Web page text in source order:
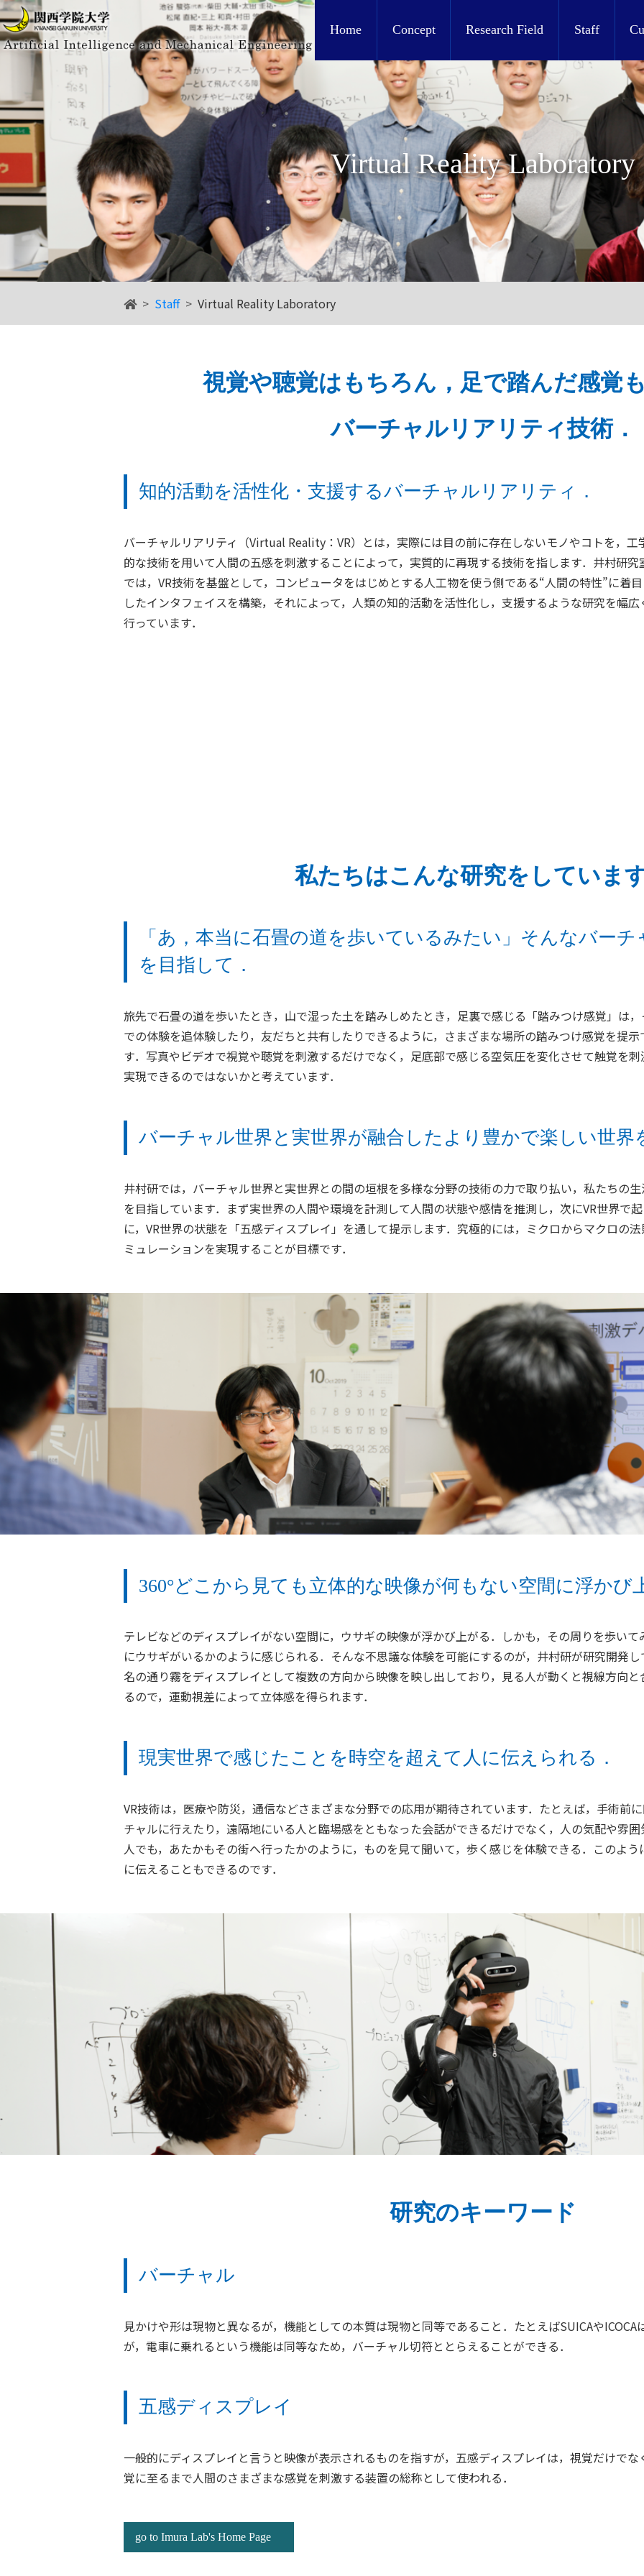
Home Concept Research Field Staff
Virtual Reality Laboratory
Staff Virtual Reality Laboratory
視覚や聴覚はもちろん，足で踏んだ感覚
バーチャルリアリティ技術．
知的活動を活性化・支援するバーチャルリアリティ．
バーチャルリアリティ（Virtual Reality：VR）とは，実際には目の前に存在しないモノやコトを，工
的な技術を用いて人間の五感を刺激することによって，実質的に再現する技術を指します．井村研究
では，VR技術を基盤として，コンピュータをはじめとする人工物を使う側である“人間の特性”に着目
したインタフェイスを構築，それによって，人類の知的活動を活性化し，支援するような研究を幅広
行っています．
私たちはこんな研究をしていま
「あ，本当に石畳の道を歩いているみたい」そんなバー
を目指して．
旅先で石畳の道を歩いたとき，山で湿った土を踏みしめたとき，足裏で感じる「踏みつけ感覚」は
での体験を追体験したり，友だちと共有したりできるように，さまざまな場所の踏みつけ感覚を提
す．写真やビデオで視覚や聴覚を刺激するだけでなく，足底部で感じる空気圧を変化させて触覚を
実現できるのではないかと考えています．
バーチャル世界と実世界が融合したより豊かで楽しい世界
井村研では，バーチャル世界と実世界との間の垣根を多様な分野の技術の力で取り払い，私たちの
を目指しています．まず実世界の人間や環境を計測して人間の状態や感情を推測し，次にVR世界で
に，VR世界の状態を「五感ディスプレイ」を通して提示します．究極的には，ミクロからマクロの
ミュレーションを実現することが目標です．
360°どこから見ても立体的な映像が何もない空間に浮かび
テレビなどのディスプレイがない空間に，ウサギの映像が浮かび上がる．しかも，その周りを歩い
にウサギがいるかのように感じられる．そんな不思議な体験を可能にするのが，井村研が研究開発
名の通り霧をディスプレイとして複数の方向から映像を映し出しており，見る人が動くと視線方向
るので，運動視差によって立体感を得られます．
現実世界で感じたことを時空を超えて人に伝えられる．
VR技術は，医療や防災，通信などさまざまな分野での応用が期待されています．たとえば，手術前
チャルに行えたり，遠隔地にいる人と臨場感をともなった会話ができるだけでなく，人の気配や雰
人でも，あたかもその街へ行ったかのように，ものを見て聞いて，歩く感じを体験できる．このよ
に伝えることもできるのです．
研究のキーワード
バーチャル
見かけや形は現物と異なるが，機能としての本質は現物と同等であること．たとえばSUICAや
が，電車に乗れるという機能は同等なため，バーチャル切符ととらえることができる．
五感ディスプレイ
一般的にディスプレイと言うと映像が表示されるものを指すが，五感ディスプレイは，視覚だけで
覚に至るまで人間のさまざまな感覚を刺激する装置の総称として使われる．
go to Imura Lab's Home Page